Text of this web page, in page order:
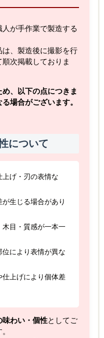
が手作業で製造する
、製造後に撮影を行
次掲載しておりま
、以下の点につきま
場合がございます。
について
げ・刃の表情な
生じる場合があり
木目・質感が一本一
により表情が異な
上げにより個体差
味わい・個性としてご